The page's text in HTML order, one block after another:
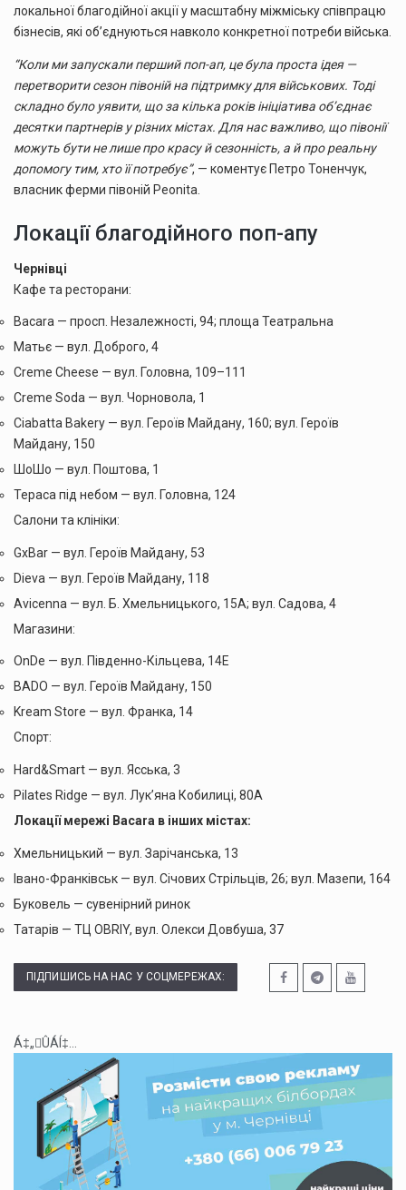
локальної благодійної акції у масштабну міжміську співпрацю
бізнесів, які обʼєднуються навколо конкретної потреби війська.
“Коли ми запускали перший поп-ап, це була проста ідея —
перетворити сезон півоній на підтримку для військових. Тоді
складно було уявити, що за кілька років ініціатива обʼєднає
десятки партнерів у різних містах. Для нас важливо, що півонії
можуть бути не лише про красу й сезонність, а й про реальну
допомогу тим, хто її потребує”, — коментує Петро Тоненчук,
власник ферми півоній Peonita.
Локації благодійного поп-апу
Чернівці
Кафе та ресторани:
Bacara — просп. Незалежності, 94; площа Театральна
Матьє — вул. Доброго, 4
Creme Cheese — вул. Головна, 109–111
Creme Soda — вул. Чорновола, 1
Ciabatta Bakery — вул. Героїв Майдану, 160; вул. Героїв
Майдану, 150
ШоШо — вул. Поштова, 1
Тераса під небом — вул. Головна, 124
Салони та клініки:
GхBar — вул. Героїв Майдану, 53
Dieva — вул. Героїв Майдану, 118
Avicenna — вул. Б. Хмельницького, 15А; вул. Садова, 4
Магазини:
OnDe — вул. Південно-Кільцева, 14Е
BADO — вул. Героїв Майдану, 150
Kream Store — вул. Франка, 14
Спорт:
Hard&Smart — вул. Ясська, 3
Pilates Ridge — вул. Лукʼяна Кобилиці, 80А
Локації мережі Bacara в інших містах:
Хмельницький — вул. Зарічанська, 13
Івано-Франківськ — вул. Січових Стрільців, 26; вул. Мазепи, 164
Буковель — сувенірний ринок
Татарів — ТЦ OBRIY, вул. Олекси Довбуша, 37
ПІДПИШИСЬ НА НАС У СОЦМЕРЕЖАХ:
Á‡„ÛÁÍ‡...